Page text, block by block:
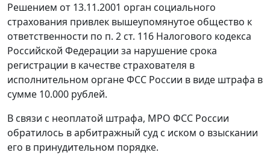
Решением от 13.11.2001 орган социального
страхования привлек вышеупомянутое общество к
ответственности по п. 2 ст. 116 Налогового кодекса
Российской Федерации за нарушение срока
регистрации в качестве страхователя в
исполнительном органе ФСС России в виде штрафа в
сумме 10.000 рублей.
В связи с неоплатой штрафа, МРО ФСС России
обратилось в арбитражный суд с иском о взыскании
его в принудительном порядке.